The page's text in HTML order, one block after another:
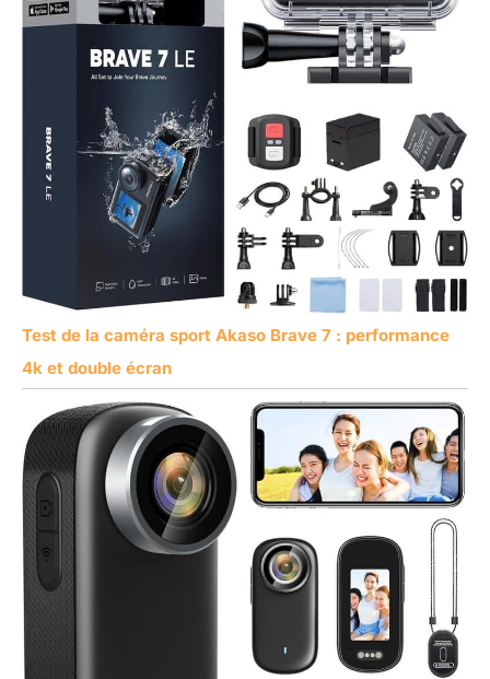
Test de la caméra sport Akaso Brave 7 : performance
4k et double écran